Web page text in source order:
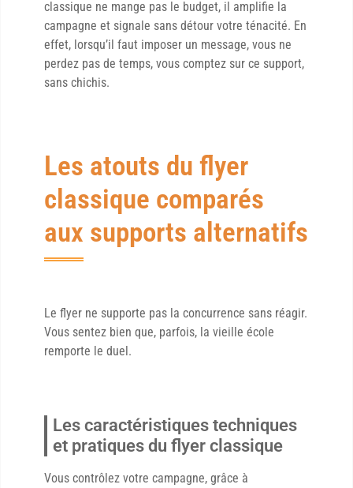
classique ne mange pas le budget, il amplifie la
campagne et signale sans détour votre ténacité. En
effet, lorsqu’il faut imposer un message, vous ne
perdez pas de temps, vous comptez sur ce support,
sans chichis.
Les atouts du flyer
classique comparés
aux supports alternatifs
Le flyer ne supporte pas la concurrence sans réagir.
Vous sentez bien que, parfois, la vieille école
remporte le duel.
Les caractéristiques techniques
et pratiques du flyer classique
Vous contrôlez votre campagne, grâce à